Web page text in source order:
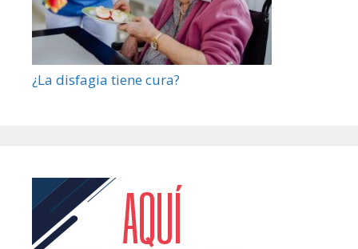
¿La disfagia tiene cura?